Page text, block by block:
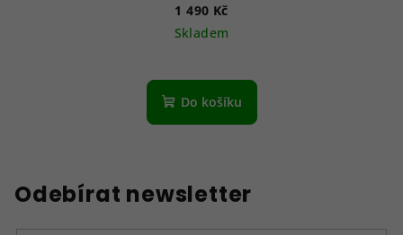
1 490 Kč
Skladem
Do košíku
Odebírat newsletter